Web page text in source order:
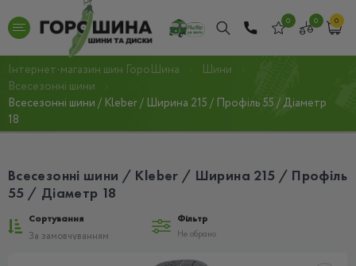
0 0 0
Інтернет-магазин шин ГороШина
Шини
Всесезонні шини
Всесезонні шини / Kleber / Ширина 215 / Профіль 55 / Діаметр
18
Всесезонні шини / Kleber / Ширина 215 / Профіль
55 / Діаметр 18
Сортування
Фільтр
Не обрано